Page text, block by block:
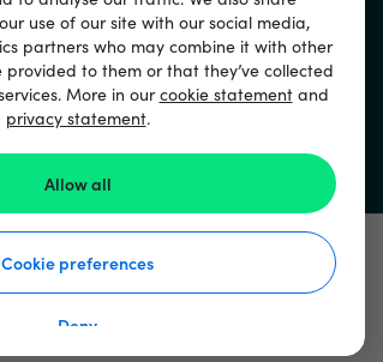
use of our site with our social media,
partners who may combine it with other
provided to them or that they’ve collected
More in ourcookie statementand
privacy statement.
Allow all
Cookie preferences
Deny